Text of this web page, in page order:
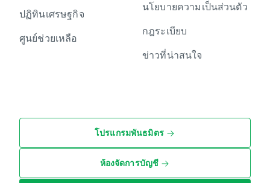
ปฏิทินเศรษฐกิจ
ศูนย์ช่วยเหลือ
นโยบายความเป็นส่วนตัว
กฎระเบียบ
ข่าวที่น่าสนใจ
โปรแกรมพันธมิตร
ห้องจัดการบัญชี